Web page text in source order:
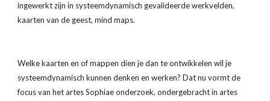
ingewerkt zijn in systeemdynamisch gevalideerde werkvelden,
kaarten van de geest, mind maps.
Welke kaarten en of mappen dien je dan te ontwikkelen wil je
systeemdynamisch kunnen denken en werken? Dat nu vormt de
focus van het artes Sophiae onderzoek, ondergebracht in artes